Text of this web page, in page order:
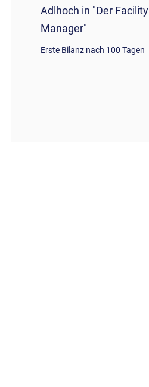
Adlhoch in "Der Facility
Manager"
Erste Bilanz nach 100 Tagen